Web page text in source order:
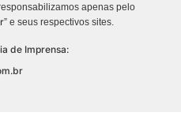
apenas pelo
” e seus respectivos sites.
de Imprensa: